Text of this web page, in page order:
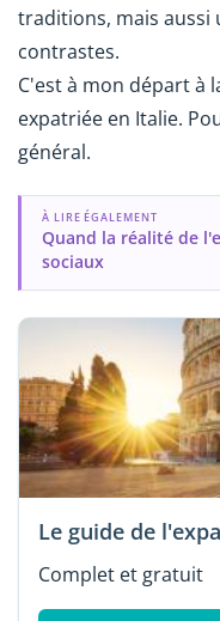
traditions, mais aussi
contrastes.
C'est à mon départ à
expatriée en Italie.
général.
À LIRE ÉGALEMENT
Quand la réalité de
sociaux
Le guide de
Complet et gratuit